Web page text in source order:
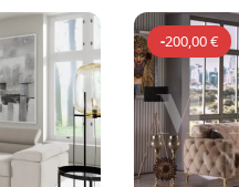
-200,00€